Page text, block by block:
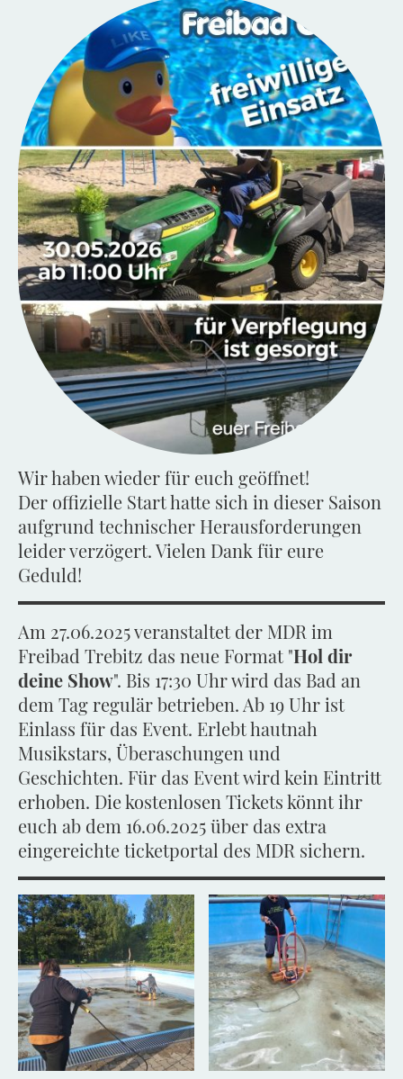
Wir haben wieder für euch geöffnet!
Der offizielle Start hatte sich in dieser Saison
aufgrund technischer Herausforderungen
leider verzögert. Vielen Dank für eure
Geduld!
Am 27.06.2025 veranstaltet der MDR im
Freibad Trebitz das neue Format "Hol dir
deine Show". Bis 17:30 Uhr wird das Bad an
dem Tag regulär betrieben. Ab 19 Uhr ist
Einlass für das Event. Erlebt hautnah
Musikstars, Überaschungen und
Geschichten. Für das Event wird kein Eintritt
erhoben. Die kostenlosen Tickets könnt ihr
euch ab dem 16.06.2025 über das extra
eingereichte ticketportal des MDR sichern.